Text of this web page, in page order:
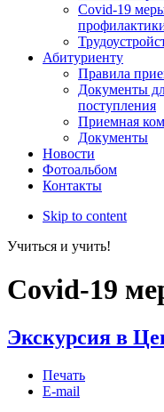
Covid-19
Абитуриенту
Правила
Документы
поступления
Приемная
Документы
Новости
Фотоальбом
Контакты
Skip to content
Учиться и
Covid-19
Экскурсия в
Печать
E-mail